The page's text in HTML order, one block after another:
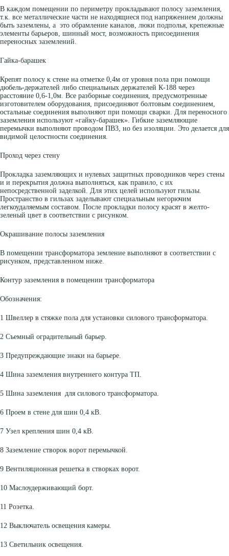
В каждом помещении по периметру прокладывают полосу заземления,
т.к. все металлические части не находящиеся под напряжением должны
быть заземлены, а это обрамление каналов, люки подполья, крепежные
элементы барьеров, шинный мост, возможность присоединения
переносных заземлений.
Гайка-барашек
Крепят полосу к стене на отметке 0,4м от уровня пола при помощи
дюбель-держателей либо специальных держателей К-188 через
расстояние 0,6-1,0м. Все разборные соединения, предусмотренные
изготовителем оборудования, присоединяют болтовым соединением,
остальные соединения выполняют при помощи сварки. Для переносного
заземления используют «гайку-барашек». Гибкие заземляющие
перемычки выполняют проводом ПВ3, но без изоляции. Это делается для
видимой целостности соединения.
Проход через стену
Прокладка заземляющих и нулевых защитных проводников через стены
и и перекрытия должна выполняться, как правило, с их
непосредственной заделкой. Для этих целей используют гильзы.
Пространство в гильзах заделывают специальным негорючим
легкоудаляемым составом. После прокладки полосу красят в желто-
зеленый цвет в соответствии с рисунком.
Окрашивание полосы заземления
В помещении трансформатора земление выполняют в соответствии с
рисунком, представленном ниже.
Контур заземления в помещении трансформатора
Обозначения:
1 Швеллер в стяжке пола для установки силового трансформатора.
2 Съемный оградительный барьер.
3 Предупреждающие знаки на барьере.
4 Шина заземления внутреннего контура ТП.
5 Шина заземления для силового трансформатора.
6 Проем в стене для шин 0,4 кВ.
7 Узел крепления шин 0,4 кВ.
8 Заземление створок ворот перемычкой.
9 Вентиляционная решетка в створках ворот.
10 Маслоудерживающий борт.
11 Розетка.
12 Выключатель освещения камеры.
13 Светильник освещения.